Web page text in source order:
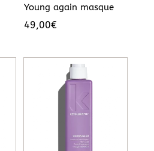
Young again masque
49,00€